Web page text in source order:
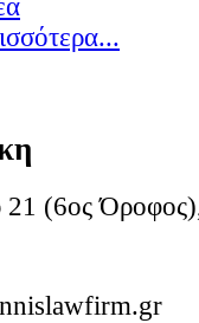
21 (6ος